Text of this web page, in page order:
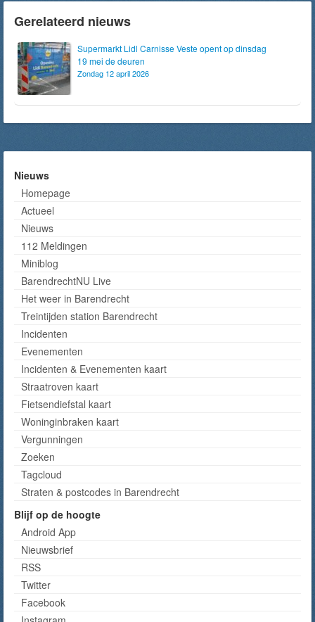
Gerelateerd nieuws
Supermarkt Lidl Carnisse Veste opent op dinsdag
19 mei de deuren
Zondag 12 april 2026
Nieuws
Homepage
Actueel
Nieuws
112 Meldingen
Miniblog
BarendrechtNU Live
Het weer in Barendrecht
Treintijden station Barendrecht
Incidenten
Evenementen
Incidenten & Evenementen kaart
Straatroven kaart
Fietsendiefstal kaart
Woninginbraken kaart
Vergunningen
Zoeken
Tagcloud
Straten & postcodes in Barendrecht
Blijf op de hoogte
Android App
Nieuwsbrief
RSS
Twitter
Facebook